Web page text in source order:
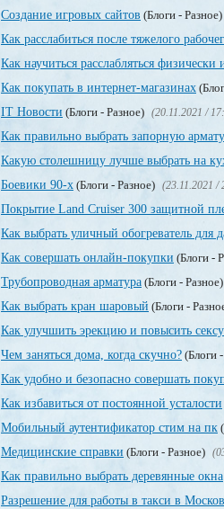
Создание игровых сайтов (Блоги - Разное)
Как расслабиться после тяжелого
Как научиться расслабляться физически
Как покупать в интернет-магазинах
IT Новости (Блоги - Разное) (20.11.2021 /
Как правильно выбрать запорную
Какую столешницу лучше выбрать на
Боевики 90-х (Блоги - Разное) (23.11.2021 /
Покрытие Land Cruiser 300 защитной
Как выбрать уличный обогреватель для
Как совершать онлайн-покупки (Блоги -
Трубопроводная арматура (Блоги - Разное)
Как выбрать кран шаровый (Блоги -
Как улучшить эрекцию и повысить
Чем заняться дома, когда скучно? (Блоги
Как удобно и безопасно совершать
Как избавиться от постоянной усталости
Мобильный аутентификатор стим на пк
Медицинские справки (Блоги - Разное)
Как правильно выбрать деревянные окна
Разрешение для работы в такси в